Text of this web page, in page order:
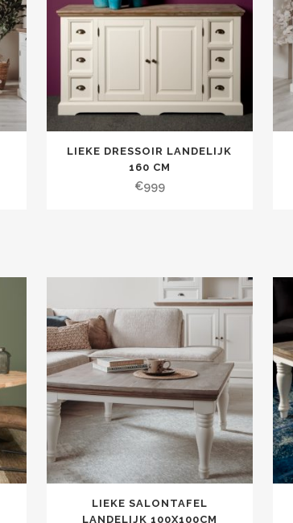
LIEKE DRESSOIR LANDELIJK
160 CM
€999
LIEKE SALONTAFEL
LANDELIJK 100X100CM